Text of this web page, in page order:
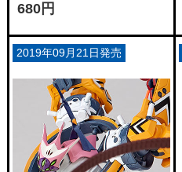
680円
2019年09月21日発売